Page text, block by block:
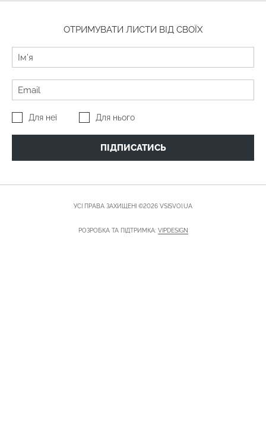
ОТРИМУВАТИ ЛИСТИ ВІД СВОЇХ
Для неї Для нього
ПІДПИСАТИСЬ
УСІ ПРАВА ЗАХИЩЕНІ ©2026 VSISVOI.UA
РОЗРОБКА ТА ПІДТРИМКА: VIPDESIGN